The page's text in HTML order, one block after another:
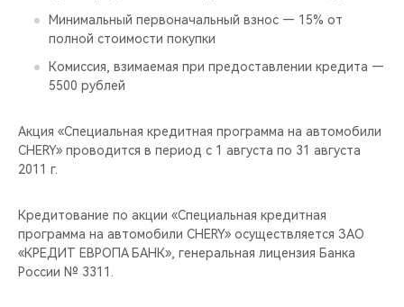
НАШИ МЕРОПРИЯТИЯ
ВИДЕООБЗОРЫ
Минимальный первоначальный взнос — 15% от
полной стоимости покупки
Комиссия, взимаемая при предоставлении кредита —
5500 рублей
Акция «Специальная кредитная программа на автомобили
CHERY» проводится в период с 1 августа по 31 августа
2011 г.
Кредитование по акции «Специальная кредитная
программа на автомобили CHERY» осуществляется ЗАО
«КРЕДИТ ЕВРОПА БАНК», генеральная лицензия Банка
России № 3311.